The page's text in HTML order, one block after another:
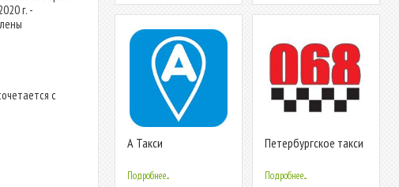
г. -
с
А Такси
Подробнее...
Петербургское такси
Подробнее...